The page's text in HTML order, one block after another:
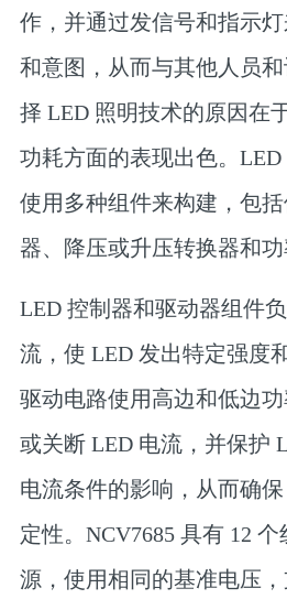
作，并通过发信号和指示
和意图，从而与其他人员
择 LED 照明技术的原因在
功耗方面的表现出色。
使用多种组件来构建，包
器、降压或升压转换器和功
LED 控制器和驱动器组件
流，使 LED 发出特定强度
驱动电路使用高边和低边功
或关断 LED 电流，并保护
电流条件的影响，从而确
定性。NCV7685 具有 12
源，使用相同的基准电压